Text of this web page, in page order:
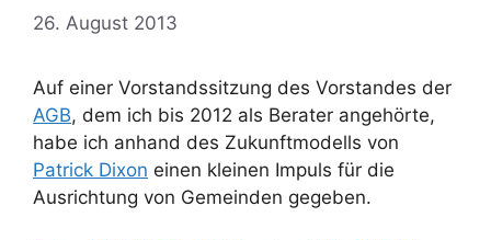
26. August 2013
Auf einer Vorstandssitzung des Vorstandes der
AGB, dem ich bis 2012 als Berater angehörte,
habe ich anhand des Zukunftmodells von
Patrick Dixon einen kleinen Impuls für die
Ausrichtung von Gemeinden gegeben.